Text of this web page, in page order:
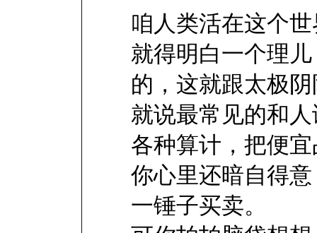
咱人类活在这个
就得明白一个理
的，这就跟太极
就说最常见的和
各种算计，把便
你心里还暗自得
一锤子买卖。